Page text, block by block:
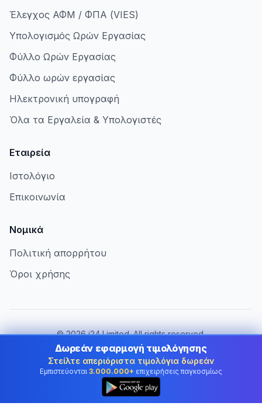
Έλεγχος ΑΦΜ / ΦΠΑ (VIES)
Υπολογισμός Ωρών Εργασίας
Φύλλο Ωρών Εργασίας
Φύλλο ωρών εργασίας
Ηλεκτρονική υπογραφή
Όλα τα Εργαλεία & Υπολογιστές
Εταιρεία
Ιστολόγιο
Επικοινωνία
Νομικά
Πολιτική απορρήτου
Όροι χρήσης
©2026i24 Limited. All rights reserved.
Εξυπηρετώντας επιχειρήσεις στην Greece
Αλλαγή χώρας:
Greece
Δωρεάν εφαρμογή τιμολόγησης
Στείλτε απεριόριστα τιμολόγια δωρεάν
Εμπιστεύονται 3.000.000+ επιχειρήσεις παγκοσμίως